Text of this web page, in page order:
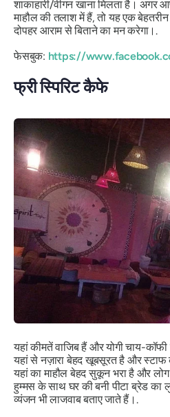
शाकाहारी/वीगन खाना मिलता है।
माहौल की तलाश में हैं, तो यह एक
दोपहर आराम से बिताने का मन करेगा।.
फेसबुक: https://
फ्री स्पिरिट कैफे
यहां कीमतें वाजिब हैं और योगी चाय-
यहां से नज़ारा बेहद खूबसूरत है और स्टाफ
यहां का माहौल बेहद सुकून भरा है और
हुम्मस के साथ घर की बनी पीटा ब्रेड का
व्यंजन भी लाजवाब बताए जाते हैं।.